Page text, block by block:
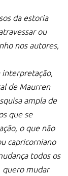
da estoria
ou
nos autores,
interpretação,
de Maurren
ampla de
que se
o que não
capricorniano
todos os
quero mudar